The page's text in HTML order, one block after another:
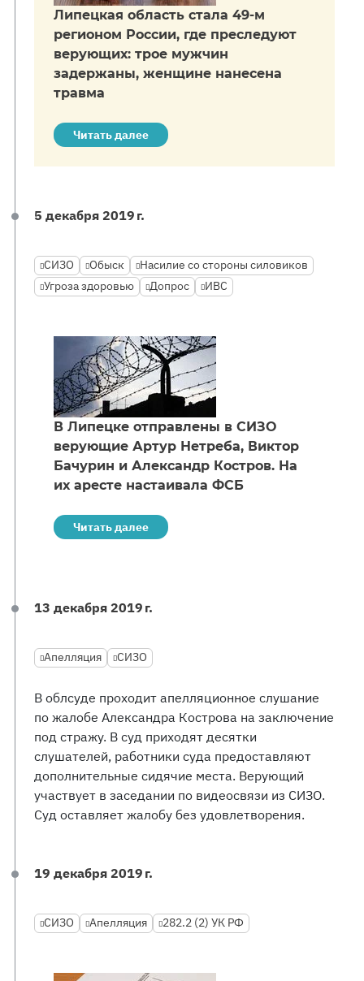
Липецкая область стала 49-м
регионом России, где преследуют
верующих: трое мужчин
задержаны, женщине нанесена
травма
Читать далее
5 декабря 2019 г.
СИЗО Обыск
Насилие со стороны силовиков
Угроза здоровью
Допрос ИВС
В Липецке отправлены в СИЗО
верующие Артур Нетреба, Виктор
Бачурин и Александр Костров. На
их аресте настаивала ФСБ
Читать далее
13 декабря 2019 г.
Апелляция СИЗО
В облсуде проходит апелляционное слушание
по жалобе Александра Кострова на заключение
под стражу. В суд приходят десятки
слушателей, работники суда предоставляют
дополнительные сидячие места. Верующий
участвует в заседании по видеосвязи из СИЗО.
Суд оставляет жалобу без удовлетворения.
19 декабря 2019 г.
СИЗО Апелляция 282.2 (2) УК РФ